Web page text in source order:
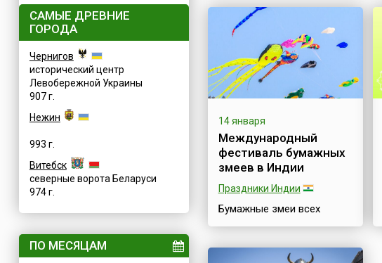
САМЫЕ ДРЕВНИЕ
ГОРОДА
Чернигов
исторический центр
Левобережной Украины
907 г.
Нежин
993 г.
Витебск
северные ворота Беларуси
974 г.
ПО МЕСЯЦАМ
национальном стиле. Это
масштабное событие
включает в себя
факельные шествия (и
вообще всякого рода
огненные развлечения), а
также разные вечеринки,
представления и
аттракционы. Самые
значительные
хогманайские мероприятия
проходят на улицах
Эдинбурга и Глазго и
правило, два дня.
Этимология слова
14 января
Международный
фестиваль бумажных
змеев в Индии
Праздники Индии
Бумажные змеи всех
сегодня в голубое зимнее